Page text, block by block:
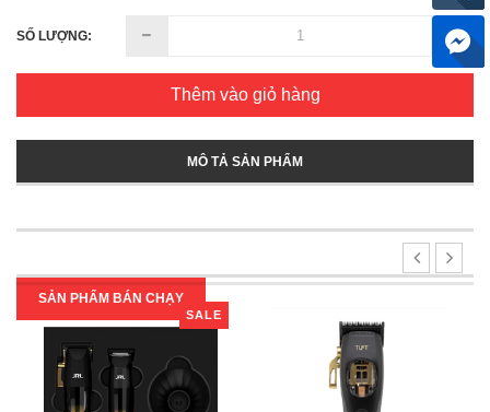
SỐ LƯỢNG:
Thêm vào giỏ hàng
MÔ TẢ SẢN PHẨM
SẢN PHẨM BÁN CHẠY
SALE